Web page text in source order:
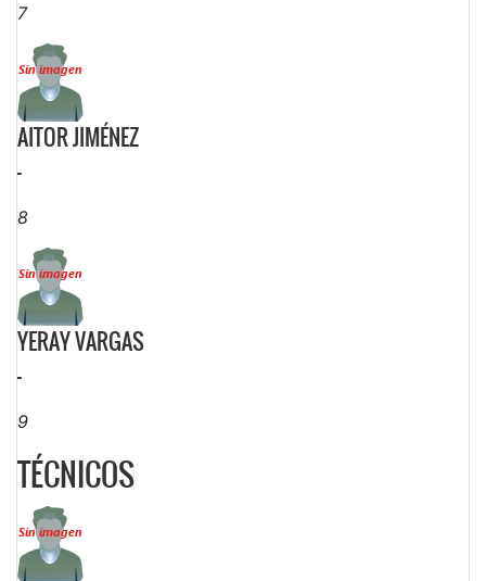
7
AITOR JIMÉNEZ
-
8
YERAY VARGAS
-
9
TÉCNICOS